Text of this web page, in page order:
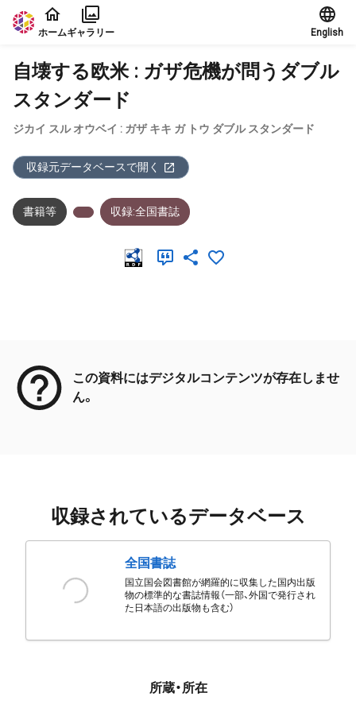
本文に飛ぶ
ホームギャラリー English
自壊する欧米 : ガザ危機が問うダブル
スタンダード
ジカイ スル オウベイ : ガザ キキ ガ トウ ダブル スタンダード
収録元データベースで開く
書籍等 収録:全国書誌
この資料にはデジタルコンテンツが存在しませ
ん。
収録されているデータベース
全国書誌
国立国会図書館が網羅的に収集した国内出版
物の標準的な書誌情報（一部、外国で発行され
た日本語の出版物も含む）
所蔵・所在